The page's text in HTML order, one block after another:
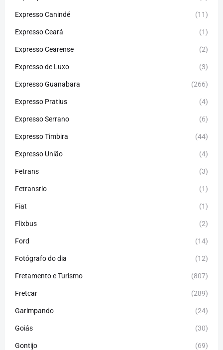
Expresso Canindé (11)
Expresso Ceará (1)
Expresso Cearense (2)
Expresso de Luxo (3)
Expresso Guanabara (266)
Expresso Pratius (4)
Expresso Serrano (6)
Expresso Timbira (44)
Expresso União (4)
Fetrans (3)
Fetransrio (1)
Fiat (1)
Flixbus (2)
Ford (14)
Fotógrafo do dia (12)
Fretamento e Turismo (807)
Fretcar (289)
Garimpando (24)
Goiás (30)
Gontijo (69)